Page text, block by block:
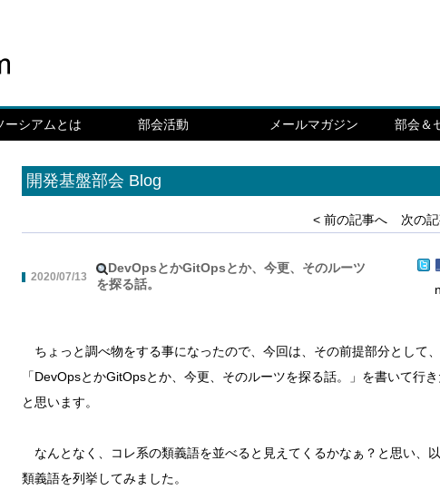
ーシアムとは 部会活動 メールマガジン 部会＆
開発基盤部会 Blog
< 前の記事へ 次の
2020/07/13
DevOpsとかGitOpsとか、今更、そのルーツ
を探る話。
ちょっと調べ物をする事になったので、今回は、その前提部分として、
「DevOpsとかGitOpsとか、今更、そのルーツを探る話。」を書いて行
と思います。
なんとなく、コレ系の類義語を並べると見えてくるかなぁ？と思い、
類義語を列挙してみました。